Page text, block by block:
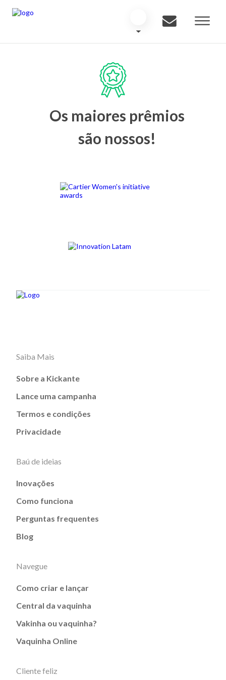
Os maiores prêmios
são nossos!
Saiba Mais
Sobre a Kickante
Lance uma campanha
Termos e condições
Privacidade
Baú de ideias
Inovações
Como funciona
Perguntas frequentes
Blog
Navegue
Como criar e lançar
Central da vaquinha
Vakinha ou vaquinha?
Vaquinha Online
Cliente feliz